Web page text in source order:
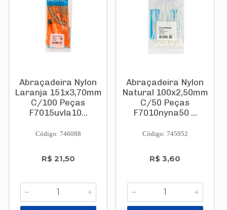
Abraçadeira Nylon
Laranja 151x3,70mm
C/100 Peças
F7015uvla10...
Código: 746088
R$ 21,50
Abraçadeira Nylon
Natural 100x2,50mm
C/50 Peças
F7010nyna50 ...
Código: 745952
R$ 3,60